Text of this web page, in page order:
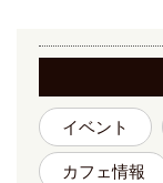
イベント
カフェ情報